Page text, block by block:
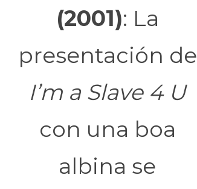
(2001): La
presentación de
I’m a Slave 4 U
con una boa
albina se